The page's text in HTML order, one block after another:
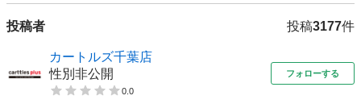
投稿者 投稿3177件
カートルズ千葉店
性別非公開
0.0
フォローする